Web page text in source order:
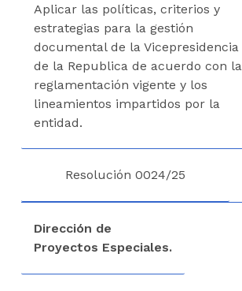
Aplicar las políticas, criterios y
estrategias para la gestión
documental de la Vicepresidencia
de la Republica de acuerdo con la
reglamentación vigente y los
lineamientos impartidos por la
entidad.
Resolución 0024/25
Dirección de
Proyectos Especiales.